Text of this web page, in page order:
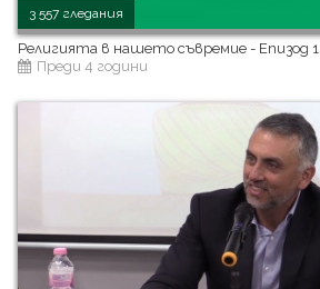
3 557 гледания
Религията в нашето съвремие - Епизод
Преди 4 години